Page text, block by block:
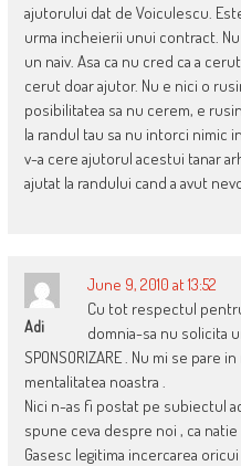
ajutorului dat de Voiculescu.
urma incheierii unui contract.
un naiv. Asa ca nu cred ca a
cerut doar ajutor. Nu e nici o
posibilitatea sa nu cerem, e
la randul tau sa nu intorci nimic
v-a cere ajutorul acestui tanar
ajutat la randului cand a avut
Adi
June 9, 2010 at 13:52
Cu tot respectul
domnia-sa nu solicita
SPONSORIZARE . Nu mi se pare
mentalitatea noastra .
Nici n-as fi postat pe subiectul
spune ceva despre noi , ca
Gasesc legitima incercarea